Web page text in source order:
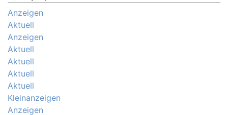
Anzeigen
Aktuell
Anzeigen
Aktuell
Aktuell
Aktuell
Aktuell
Kleinanzeigen
Anzeigen